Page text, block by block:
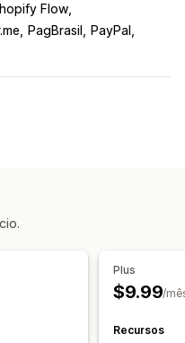
Flow
PagBrasil
PayPal
Plus
$9.99/
Recursos